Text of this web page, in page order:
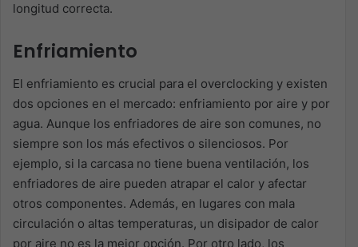
longitud correcta.
Enfriamiento
El enfriamiento es crucial para el overclocking y existen
dos opciones en el mercado: enfriamiento por aire y por
agua. Aunque los enfriadores de aire son comunes, no
siempre son los más efectivos o silenciosos. Por
ejemplo, si la carcasa no tiene buena ventilación, los
enfriadores de aire pueden atrapar el calor y afectar
otros componentes. Además, en lugares con mala
circulación o altas temperaturas, un disipador de calor
por aire no es la mejor opción. Por otro lado, los